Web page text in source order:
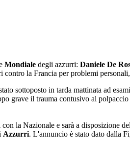
Mondiale degli azzurri: Daniele De
la Francia per problemi
sottoposto in tarda mattinata ad
grave il trauma contusivo al
con la Nazionale e sarà a disposizione
Azzurri. L'annuncio è stato dato dalla